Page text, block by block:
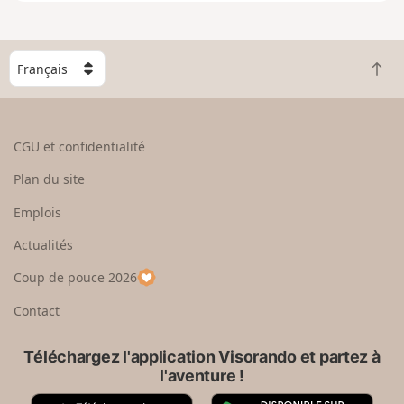
g
n
C
h
o
e
u
p
a
R
e
CGU et confidentialité
Plan du site
Emplois
Actualités
Coup de pouce 2026
Contact
Téléchargez l'application Visorando et partez à
l'aventure !